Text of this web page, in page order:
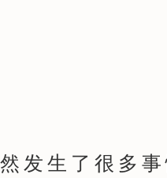
生了很多事